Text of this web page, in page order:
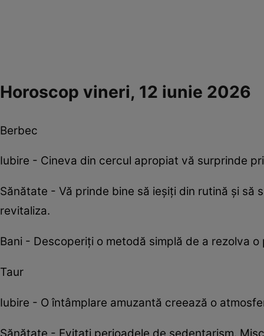
Horoscop vineri, 12 iunie 2026
Berbec
Iubire - Cineva din cercul apropiat vă surprinde
Sănătate - Vă prinde bine să ieșiți din rutină și
revitaliza.
Bani - Descoperiți o metodă simplă de a rezolva
Taur
Iubire - O întâmplare amuzantă creează o
Sănătate - Evitați perioadele de sedentarism.